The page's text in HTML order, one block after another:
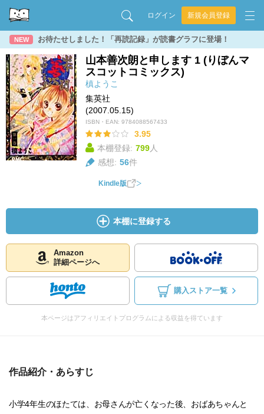
ログイン 新規会員登録
NEW お待たせしました！「再読記録」が読書グラフに登場！
山本善次朗と申します 1 (りぼんマ
スコットコミックス)
槙ようこ
集英社
(2007.05.15)
ISBN・EAN: 9784088567433
3.95
本棚登録: 799人
感想: 56件
Kindle版
本棚に登録する
Amazon
詳細ページへ
購入ストア一覧
本ページはアフィリエイトプログラムによる収益を得ています
作品紹介・あらすじ
小学4年生のほたては、お母さんが亡くなった後、おばあちゃんと